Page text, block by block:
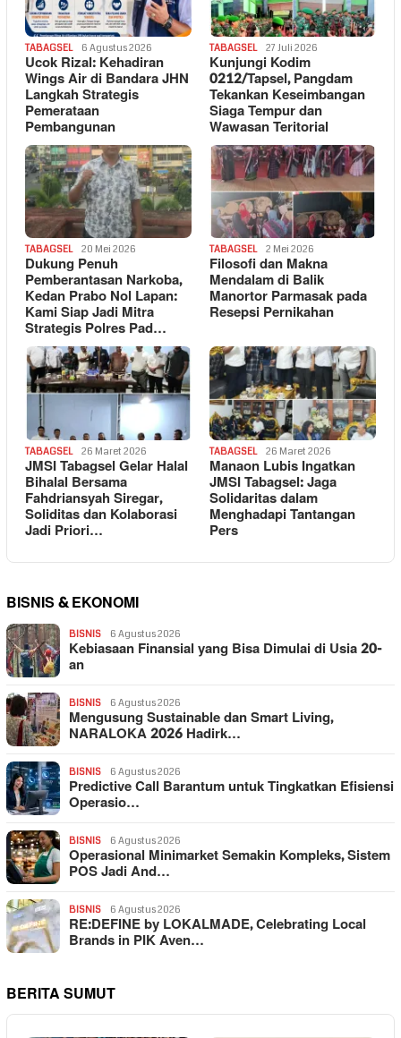
TABAGSEL 6 Agustus 2026
Ucok Rizal: Kehadiran
Wings Air di Bandara JHN
Langkah Strategis
Pemerataan
Pembangunan
TABAGSEL 27 Juli 2026
Kunjungi Kodim
0212/Tapsel, Pangdam
Tekankan Keseimbangan
Siaga Tempur dan
Wawasan Teritorial
TABAGSEL 20 Mei 2026
Dukung Penuh
Pemberantasan Narkoba,
Kedan Prabo Nol Lapan:
Kami Siap Jadi Mitra
Strategis Polres Pad…
TABAGSEL 2 Mei 2026
Filosofi dan Makna
Mendalam di Balik
Manortor Parmasak pada
Resepsi Pernikahan
TABAGSEL 26 Maret 2026
JMSI Tabagsel Gelar Halal
Bihalal Bersama
Fahdriansyah Siregar,
Soliditas dan Kolaborasi
Jadi Priori…
TABAGSEL 26 Maret 2026
Manaon Lubis Ingatkan
JMSI Tabagsel: Jaga
Solidaritas dalam
Menghadapi Tantangan
Pers
BISNIS & EKONOMI
BISNIS 6 Agustus 2026
Kebiasaan Finansial yang Bisa Dimulai di Usia 20-
an
BISNIS 6 Agustus 2026
Mengusung Sustainable dan Smart Living,
NARALOKA 2026 Hadirk…
BISNIS 6 Agustus 2026
Predictive Call Barantum untuk Tingkatkan Efisiensi
Operasio…
BISNIS 6 Agustus 2026
Operasional Minimarket Semakin Kompleks, Sistem
POS Jadi And…
BISNIS 6 Agustus 2026
RE:DEFINE by LOKALMADE, Celebrating Local
Brands in PIK Aven…
BERITA SUMUT